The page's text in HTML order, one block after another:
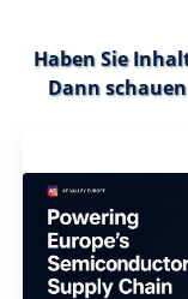
Haben Sie
Dann